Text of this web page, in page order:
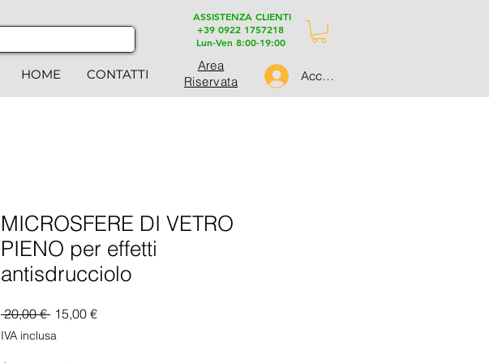
HOME CONTATTI
ASSISTENZA CLIENTI
+39 0922 1757218
Lun-Ven 8:00-19:00
Area
Riservata
Accedi
MICROSFERE DI VETRO
PIENO per effetti
antisdrucciolo
20,00 € Prezzo
regolare
15,00 €Prezzo
IVA inclusa